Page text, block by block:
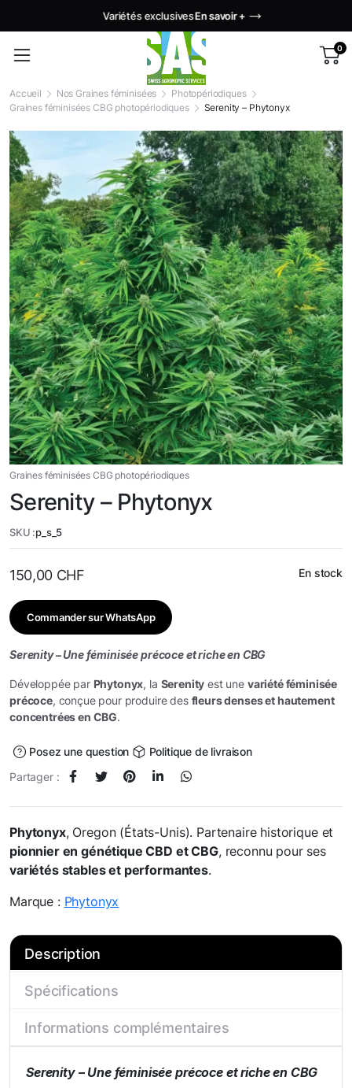
Variétés exclusivesEn savoir +
0
Accueil Nos Graines féminisées
Photopériodiques
Graines féminisées CBG photopériodiques
Serenity – Phytonyx
Graines féminisées CBG photopériodiques
Serenity – Phytonyx
SKU :p_s_5
150,00 CHF En stock
Commander sur WhatsApp
Serenity – Une féminisée précoce et riche en CBG
Développée par Phytonyx, la Serenity est une variété féminisée
précoce, conçue pour produire des fleurs denses et hautement
concentrées en CBG.
Posez une question
Politique de livraison
Partager :
Phytonyx, Oregon (États-Unis). Partenaire historique et
pionnier en génétique CBD et CBG, reconnu pour ses
variétés stables et performantes.
Marque : Phytonyx
Description
Spécifications
Informations complémentaires
Serenity – Une féminisée précoce et riche en CBG